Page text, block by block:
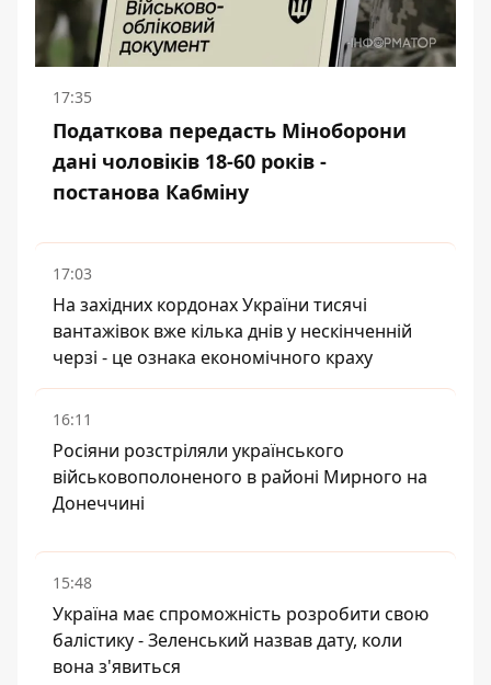
17:35
Податкова передасть Міноборони
дані чоловіків 18-60 років -
постанова Кабміну
17:03
На західних кордонах України тисячі
вантажівок вже кілька днів у нескінченній
черзі - це ознака економічного краху
16:11
Росіяни розстріляли українського
військовополоненого в районі Мирного на
Донеччині
15:48
Україна має спроможність розробити свою
балістику - Зеленський назвав дату, коли
вона з'явиться